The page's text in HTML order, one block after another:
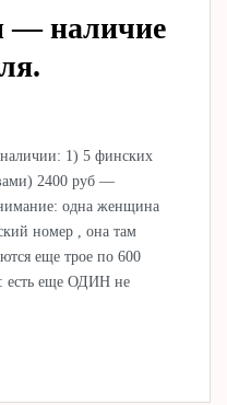
— наличие
1) 5 финских
2400 руб —
одна женщина
номер , она там
еще трое по 600
есть еще ОДИН не